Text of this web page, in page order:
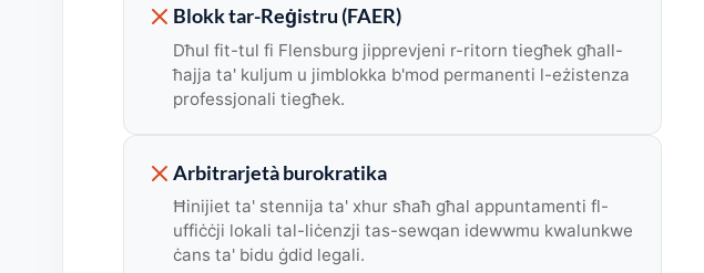
Blokk tar-Reġistru (FAER)
Dħul fit-tul fi Flensburg jipprevjeni r-ritorn tiegħek għall-
ħajja ta' kuljum u jimblokka b'mod permanenti l-eżistenza
professjonali tiegħek.
Arbitrarjetà burokratika
Ħinijiet ta' stennija ta' xhur sħaħ għal appuntamenti fl-
uffiċċji lokali tal-liċenzji tas-sewqan idewwmu kwalunkwe
ċans ta' bidu ġdid legali.